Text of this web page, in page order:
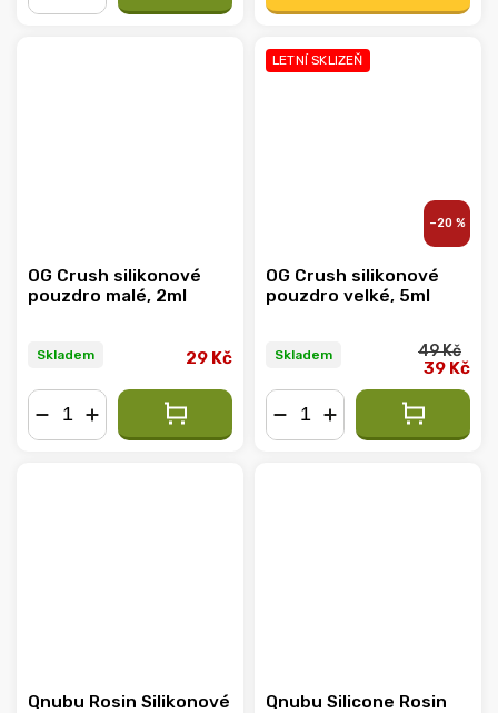
OG Crush silikonové
pouzdro malé, 2ml
Skladem 29 Kč
LETNÍ SKLIZEŇ
–20 %
OG Crush silikonové
pouzdro velké, 5ml
Skladem 49 Kč
39 Kč
Qnubu Rosin Silikonové
Qnubu Silicone Rosin